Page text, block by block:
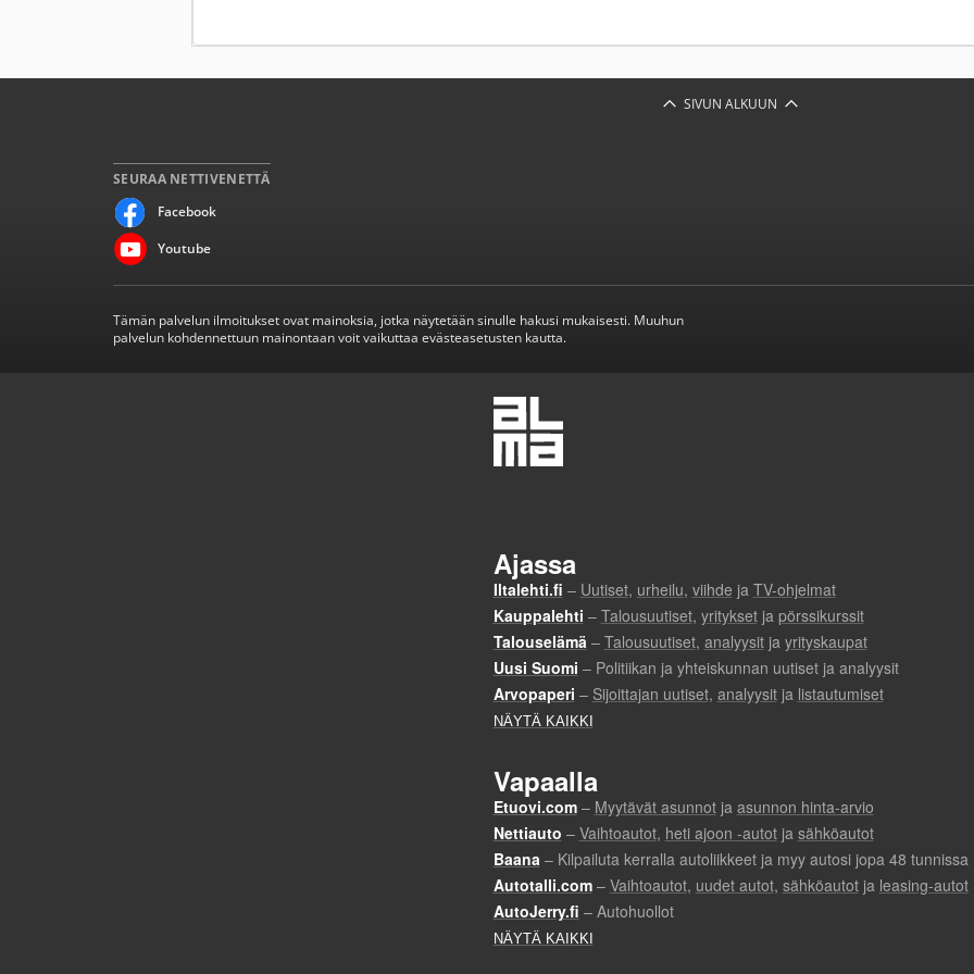
SIVUN ALKUUN
SEURAA NETTIVENETTÄ
Facebook
Youtube
Tämän palvelun ilmoitukset ovat mainoksia, jotka näytetään sinulle hakusi mukaisesti. Muuhun
palvelun kohdennettuun mainontaan voit vaikuttaa evästeasetusten kautta.